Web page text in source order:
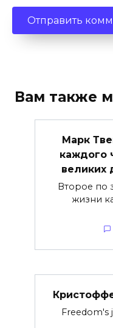
Вам также
Марк
каждого
великих
Второе по
жизни
Freedom's